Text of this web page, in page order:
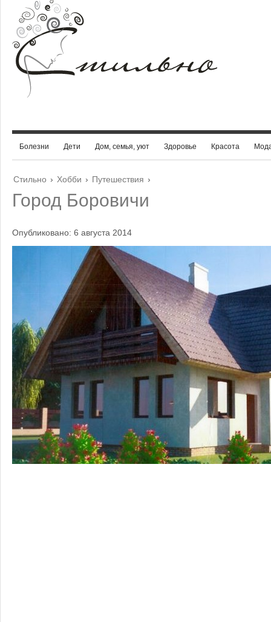
Болезни Дети Дом, семья, уют Здоровье Красота
Стильно › Хобби › Путешествия ›
Город Боровичи
Опубликовано: 6 августа 2014